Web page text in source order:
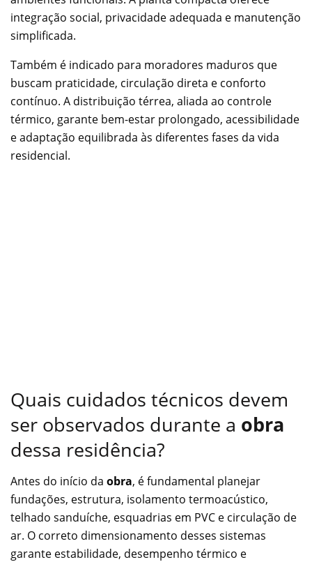
integração social, privacidade adequada e manutenção
simplificada.
Também é indicado para moradores maduros que
buscam praticidade, circulação direta e conforto
contínuo. A distribuição térrea, aliada ao controle
térmico, garante bem-estar prolongado, acessibilidade
e adaptação equilibrada às diferentes fases da vida
residencial.
Quais cuidados técnicos devem
ser observados durante a obra
dessa residência?
Antes do início da obra, é fundamental planejar
fundações, estrutura, isolamento termoacústico,
telhado sanduíche, esquadrias em PVC e circulação de
ar. O correto dimensionamento desses sistemas
garante estabilidade, desempenho térmico e